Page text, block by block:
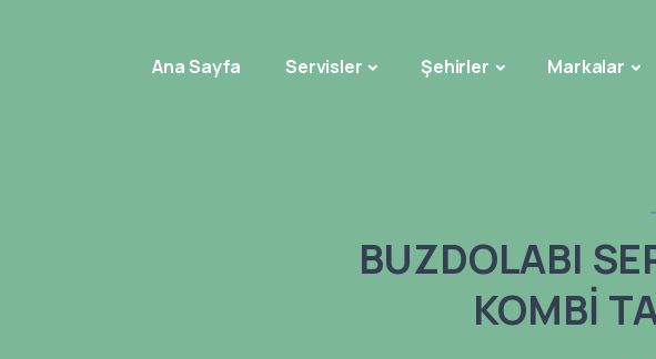
Ana Sayfa Servisler Şehirler Markalar
BUZDOLABI
KOMBİ